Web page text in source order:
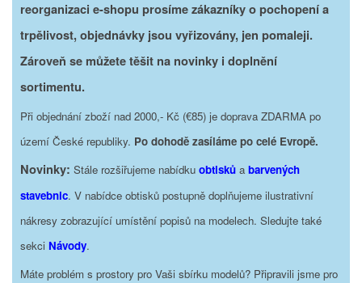
reorganizaci e-shopu prosíme zákazníky o pochopení a
trpělivost, objednávky jsou vyřizovány, jen pomaleji.
Zároveň se můžete těšit na novinky i doplnění
sortimentu.
Při objednání zboží nad 2000,- Kč (€85) je doprava ZDARMA po
území České republiky. Po dohodě zasíláme po celé Evropě.
Novinky: Stále rozšiřujeme nabídku obtisků a barvených
stavebnic. V nabídce obtisků postupně doplňujeme ilustrativní
nákresy zobrazující umístění popisů na modelech. Sledujte také
sekci Návody.
Máte problém s prostory pro Vaši sbírku modelů? Připravili jsme pro